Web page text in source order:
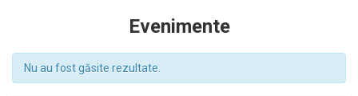
Evenimente
Nu au fost găsite rezultate.